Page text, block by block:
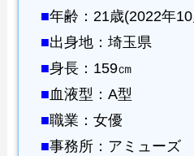
■年齢：21歳(2022年10
■出身地：埼玉県
■身長：159㎝
■血液型：A型
■職業：女優
■事務所：アミューズ